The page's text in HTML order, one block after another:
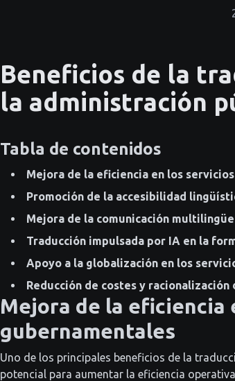
Beneficios de la
la administración
Tabla de contenidos
Mejora de la eficiencia en los
Promoción de la accesibilidad
Mejora de la comunicación
Traducción impulsada por IA en la
Apoyo a la globalización en los
Reducción de costes y racionalización
Mejora de la eficiencia
gubernamentales
Uno de los principales beneficios de la
potencial para aumentar la eficiencia